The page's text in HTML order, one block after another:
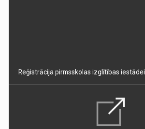
Reģistrācija pirmsskolas izglītības iestādei